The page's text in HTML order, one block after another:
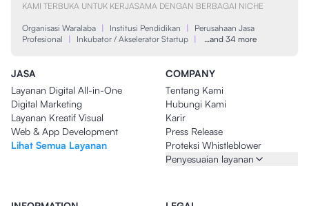
KAMI TERBUKA UNTUK KERJASAMA DENGAN BERBAGAI NICHE
Organisasi Waralaba | Institusi Pendidikan |
Perusahaan Jasa
Profesional
| Inkubator / Akselerator Startup | …and 34 more
JASA
Layanan Digital All-in-One
Digital Marketing
Layanan Kreatif Visual
Web & App Development
Lihat Semua Layanan
COMPANY
Tentang Kami
Hubungi Kami
Karir
Press Release
Proteksi Whistleblower
Penyesuaian layanan